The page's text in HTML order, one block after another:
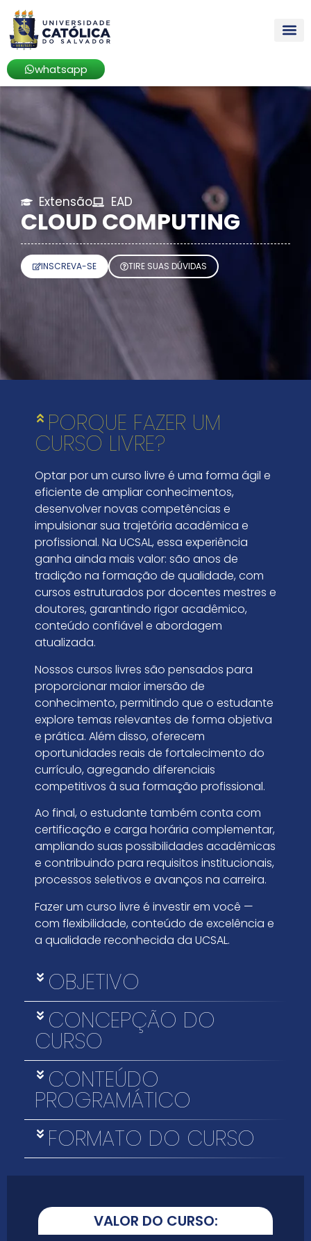
whatsapp
Extensão EAD
CLOUD COMPUTING
INSCREVA-SE TIRE SUAS DÚVIDAS
PORQUE FAZER UM
CURSO LIVRE?
Optar por um curso livre é uma forma ágil e
eficiente de ampliar conhecimentos,
desenvolver novas competências e
impulsionar sua trajetória acadêmica e
profissional. Na UCSAL, essa experiência
ganha ainda mais valor: são anos de
tradição na formação de qualidade, com
cursos estruturados por docentes mestres e
doutores, garantindo rigor acadêmico,
conteúdo confiável e abordagem
atualizada.
Nossos cursos livres são pensados para
proporcionar maior imersão de
conhecimento, permitindo que o estudante
explore temas relevantes de forma objetiva
e prática. Além disso, oferecem
oportunidades reais de fortalecimento do
currículo, agregando diferenciais
competitivos à sua formação profissional.
Ao final, o estudante também conta com
certificação e carga horária complementar,
ampliando suas possibilidades acadêmicas
e contribuindo para requisitos institucionais,
processos seletivos e avanços na carreira.
Fazer um curso livre é investir em você —
com flexibilidade, conteúdo de excelência e
a qualidade reconhecida da UCSAL.
OBJETIVO
CONCEPÇÃO DO
CURSO
CONTEÚDO
PROGRAMÁTICO
FORMATO DO CURSO
VALOR DO CURSO: